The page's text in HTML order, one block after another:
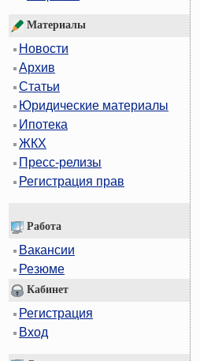
Материалы
Новости
Архив
Статьи
Юридические материалы
Ипотека
ЖКХ
Пресс-релизы
Регистрация прав
Работа
Вакансии
Резюме
Кабинет
Регистрация
Вход